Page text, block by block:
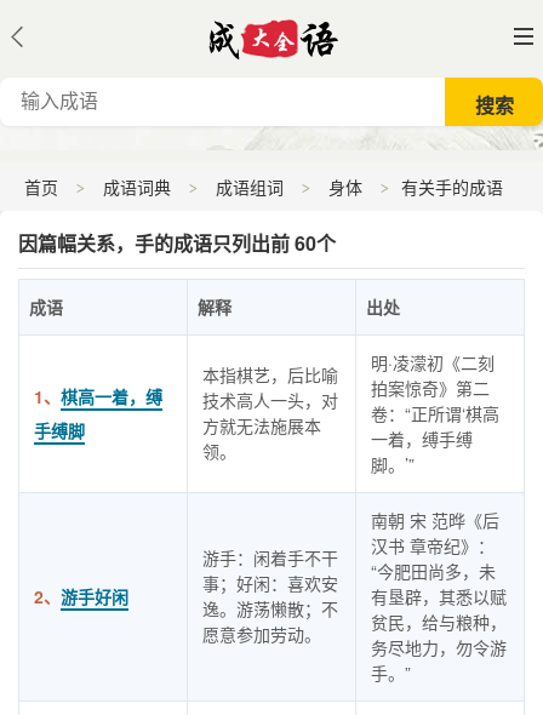
首页 成语词典 成语组词 身体 有关手的成语
因篇幅关系，手的成语只列出前 60个
成语 解释 出处
1、 棋高一着，缚
手缚脚
本指棋艺，后比喻
技术高人一头，对
方就无法施展本
领。
明·凌濛初《二刻
拍案惊奇》第二
卷：“正所谓‘棋高
一着，缚手缚
脚。’”
2、 游手好闲
游手：闲着手不干
事；好闲：喜欢安
逸。游荡懒散；不
愿意参加劳动。
南朝 宋 范晔《后
汉书 章帝纪》：
“今肥田尚多，未
有垦辟，其悉以赋
贫民，给与粮种，
务尽地力，勿令游
手。”